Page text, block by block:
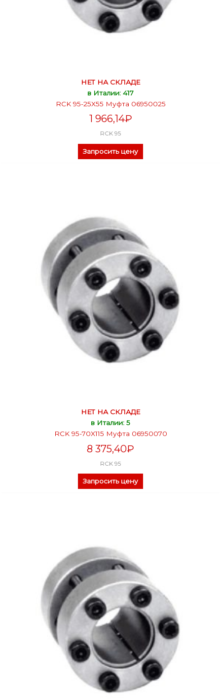
НЕТ НА СКЛАДЕ
в Италии: 417
RCK 95-25X55 Муфта 06950025
1 966,14₽
RCK 95
Запросить цену
НЕТ НА СКЛАДЕ
в Италии: 5
RCK 95-70X115 Муфта 06950070
8 375,40₽
RCK 95
Запросить цену